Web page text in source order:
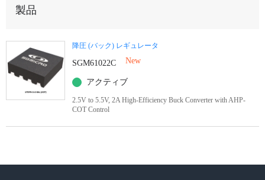
製品
降圧 (バック) レギュレータ
SGM61022C New
アクティブ
2.5V to 5.5V, 2A High-Efficiency Buck Converter with AHP-
COT Control